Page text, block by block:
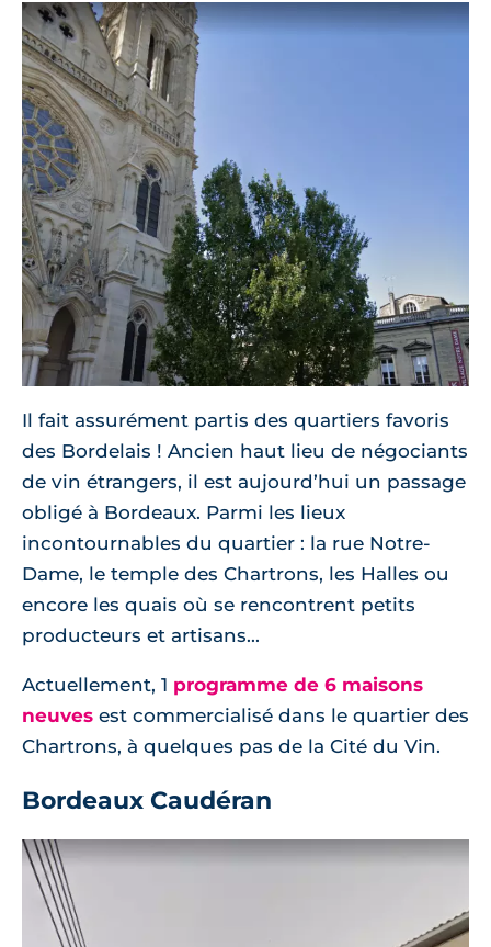
Il fait assurément partis des quartiers favoris
des Bordelais ! Ancien haut lieu de négociants
de vin étrangers, il est aujourd’hui un passage
obligé à Bordeaux. Parmi les lieux
incontournables du quartier : la rue Notre-
Dame, le temple des Chartrons, les Halles ou
encore les quais où se rencontrent petits
producteurs et artisans...
Actuellement, 1 programme de 6 maisons
neuves est commercialisé dans le quartier des
Chartrons, à quelques pas de la Cité du Vin.
Bordeaux Caudéran